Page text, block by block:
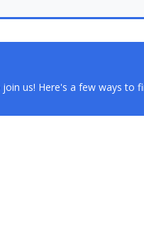
us! Here's a few ways to